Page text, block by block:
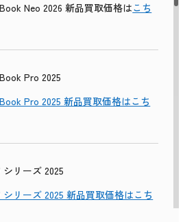
Neo 2026 新品買取価格はこち
Pro 2025
Pro 2025 新品買取価格はこち
シリーズ 2025
シリーズ 2025 新品買取価格はこち